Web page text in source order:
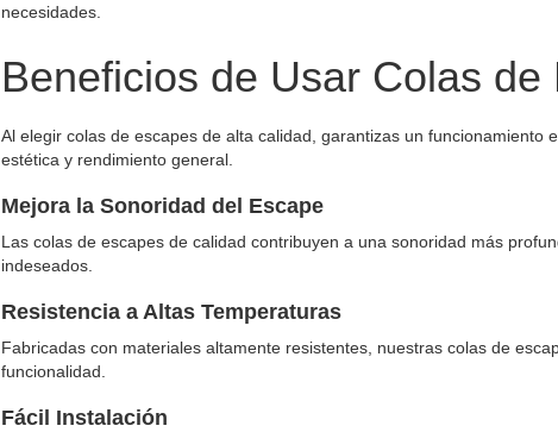
necesidades.
Beneficios de Usar Colas
Al elegir colas de escapes de alta calidad, garantizas un
estética y rendimiento general.
Mejora la Sonoridad del Escape
Las colas de escapes de calidad contribuyen a una sonoridad más
indeseados.
Resistencia a Altas Temperaturas
Fabricadas con materiales altamente resistentes, nuestras colas de
funcionalidad.
Fácil Instalación